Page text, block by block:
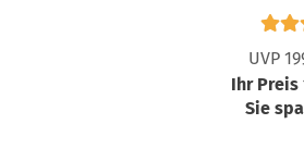
UVP
Ihr Preis
Sie